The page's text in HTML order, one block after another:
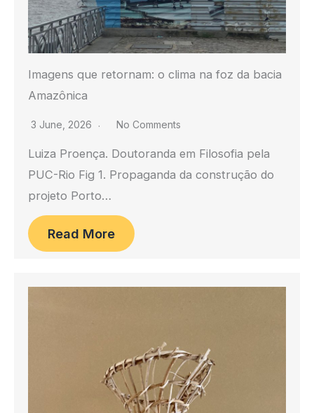
Imagens que retornam: o clima na foz da bacia
Amazônica
3 June, 2026 No Comments
Luiza Proença. Doutoranda em Filosofia pela
PUC-Rio Fig 1. Propaganda da construção do
projeto Porto…
Read More